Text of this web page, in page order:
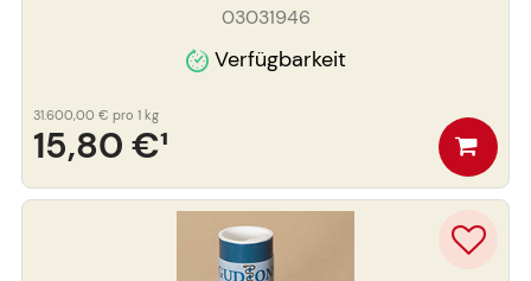
03031946
Verfügbarkeit
15,80 €¹
31.600,00 € pro 1 kg